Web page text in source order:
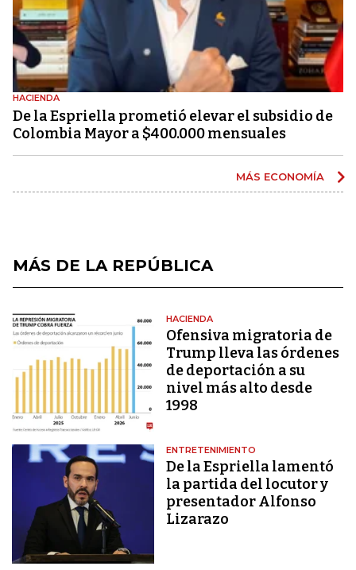
HACIENDA
De la Espriella prometió elevar el subsidio de
Colombia Mayor a $400.000 mensuales
MÁS ECONOMÍA
MÁS DE LA REPÚBLICA
HACIENDA
Ofensiva migratoria de
Trump lleva las órdenes
de deportación a su
nivel más alto desde
1998
ENTRETENIMIENTO
De la Espriella lamentó
la partida del locutor y
presentador Alfonso
Lizarazo